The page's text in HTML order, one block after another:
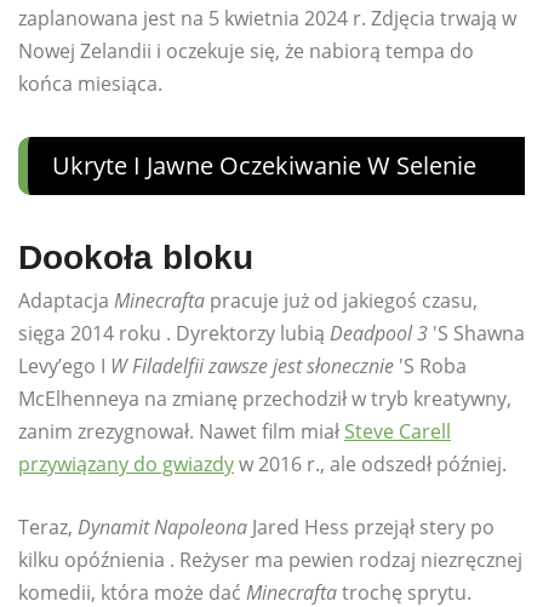
zaplanowana jest na 5 kwietnia 2024 r. Zdjęcia trwają w
Nowej Zelandii i oczekuje się, że nabiorą tempa do
końca miesiąca.
Ukryte I Jawne Oczekiwanie W Selenie
Dookoła bloku
Adaptacja Minecrafta pracuje już od jakiegoś czasu,
sięga 2014 roku . Dyrektorzy lubią Deadpool 3 'S Shawna
Levy’ego I W Filadelfii zawsze jest słonecznie 'S Roba
McElhenneya na zmianę przechodził w tryb kreatywny,
zanim zrezygnował. Nawet film miał Steve Carell
przywiązany do gwiazdyw 2016 r., ale odszedł później.
Teraz, Dynamit Napoleona Jared Hess przejął stery po
kilku opóźnienia . Reżyser ma pewien rodzaj niezręcznej
komedii, która może dać Minecraftatrochę sprytu.